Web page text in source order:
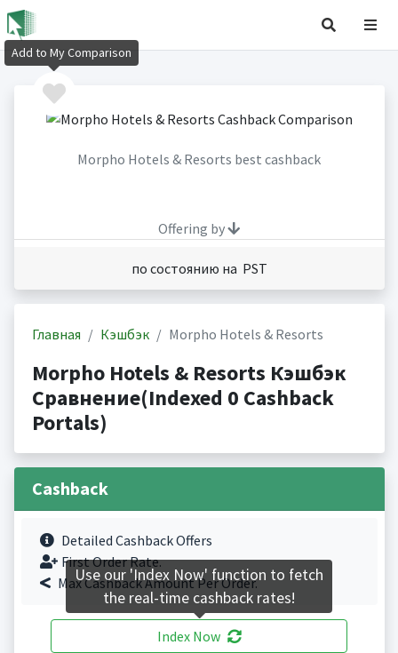
Morpho Hotels & Resorts best cashback
Offering by
по состоянию на PST
Главная Кэшбэк Morpho Hotels & Resorts
Morpho Hotels & Resorts Кэшбэк
Сравнение(Indexed 0 Cashback
Portals)
Cashback
Detailed Cashback Offers
First Order Rate.
Max Cashback Amount Per Order.
Index Now
Add to My Comparison
Use our 'Index Now' function to fetch
the real-time cashback rates!